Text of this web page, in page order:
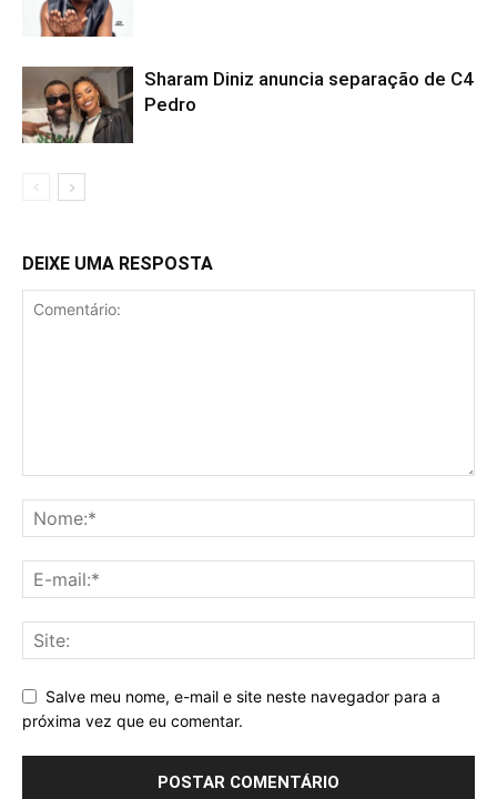
Sharam Diniz anuncia separação de C4
Pedro
DEIXE UMA RESPOSTA
Salve meu nome, e-mail e site neste navegador para a
próxima vez que eu comentar.